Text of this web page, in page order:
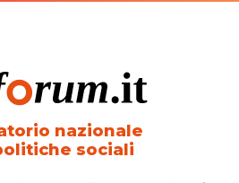
nazionale
sociali